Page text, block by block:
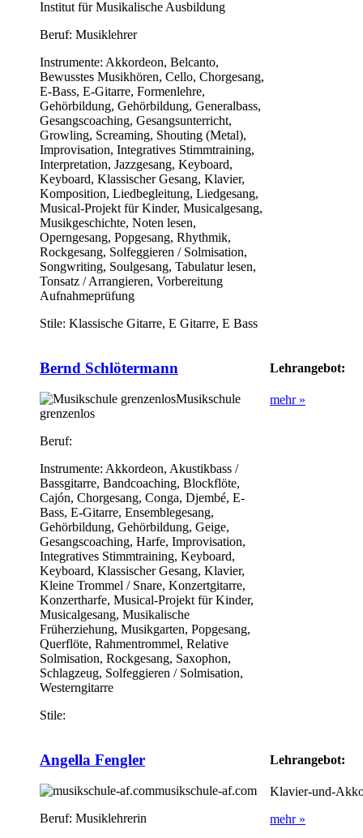
Institut für Musikalische Ausbildung
Beruf: Musiklehrer
Instrumente: Akkordeon, Belcanto,
Bewusstes Musikhören, Cello, Chorgesang,
E-Bass, E-Gitarre, Formenlehre,
Gehörbildung, Gehörbildung, Generalbass,
Gesangscoaching, Gesangsunterricht,
Growling, Screaming, Shouting (Metal),
Improvisation, Integratives Stimmtraining,
Interpretation, Jazzgesang, Keyboard,
Keyboard, Klassischer Gesang, Klavier,
Komposition, Liedbegleitung, Liedgesang,
Musical-Projekt für Kinder, Musicalgesang,
Musikgeschichte, Noten lesen,
Operngesang, Popgesang, Rhythmik,
Rockgesang, Solfeggieren / Solmisation,
Songwriting, Soulgesang, Tabulatur lesen,
Tonsatz / Arrangieren, Vorbereitung
Aufnahmeprüfung
Stile: Klassische Gitarre, E Gitarre, E Bass
Bernd Schlötermann
Musikschule
grenzenlos
Beruf:
Instrumente: Akkordeon, Akustikbass /
Bassgitarre, Bandcoaching, Blockflöte,
Cajón, Chorgesang, Conga, Djembé, E-
Bass, E-Gitarre, Ensemblegesang,
Gehörbildung, Gehörbildung, Geige,
Gesangscoaching, Harfe, Improvisation,
Integratives Stimmtraining, Keyboard,
Keyboard, Klassischer Gesang, Klavier,
Kleine Trommel / Snare, Konzertgitarre,
Konzertharfe, Musical-Projekt für Kinder,
Musicalgesang, Musikalische
Früherziehung, Musikgarten, Popgesang,
Querflöte, Rahmentrommel, Relative
Solmisation, Rockgesang, Saxophon,
Schlagzeug, Solfeggieren / Solmisation,
Westerngitarre
Stile:
Lehrangebot:
mehr »
Angella Fengler
musikschule-af.com
Beruf: Musiklehrerin
Lehrangebot:
Klavier-und-
mehr »